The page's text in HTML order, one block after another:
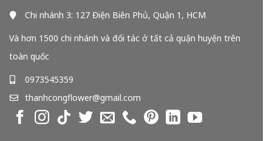
Chi nhánh 3: 127 Điện Biên Phủ, Quận 1, HCM
Và hơn 1500 chi nhánh và đối tác ở tất cả quận huyện trên
toàn quốc
0973545359
thanhcongflower@gmail.com